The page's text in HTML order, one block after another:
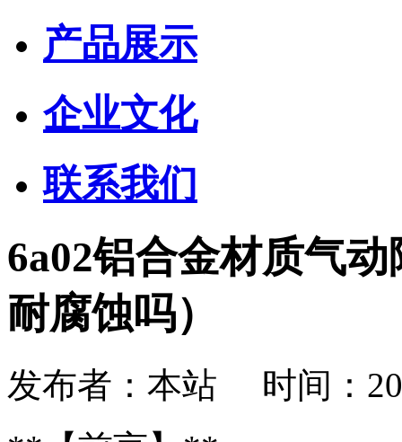
产品展示
企业文化
联系我们
6a02铝合金材质气
耐腐蚀吗）
发布者：本站 时间：